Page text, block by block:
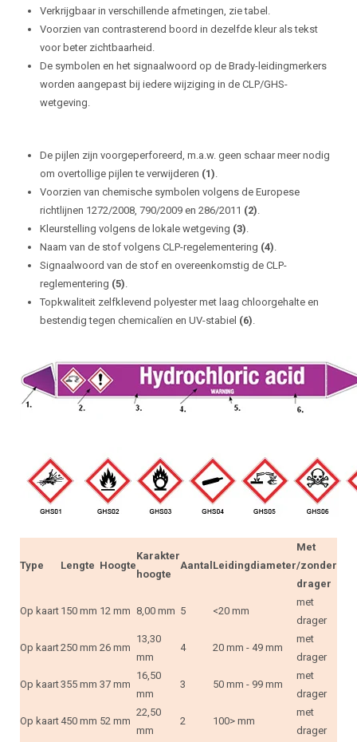
Verkrijgbaar in verschillende afmetingen, zie tabel.
Voorzien van contrasterend boord in dezelfde kleur als tekst
voor beter zichtbaarheid.
De symbolen en het signaalwoord op de Brady-leidingmerkers
worden aangepast bij iedere wijziging in de CLP/GHS-
wetgeving.
De pijlen zijn voorgeperforeerd, m.a.w. geen schaar meer nodig
om overtollige pijlen te verwijderen (1).
Voorzien van chemische symbolen volgens de Europese
richtlijnen 1272/2008, 790/2009 en 286/2011 (2).
Kleurstelling volgens de lokale wetgeving (3).
Naam van de stof volgens CLP-regelementering (4).
Signaalwoord van de stof en overeenkomstig de CLP-
reglementering (5).
Topkwaliteit zelfklevend polyester met laag chloorgehalte en
bestendig tegen chemicalïen en UV-stabiel (6).
Type Lengte Hoogte
Karakter
hoogte
Aantal Leidingdiameter
Met
/zonder
drager
Op kaart 150 mm 12 mm 8,00 mm 5 <20 mm
met
drager
Op kaart250 mm 26 mm
13,30
mm
4 20 mm - 49 mm
met
drager
Op kaart355 mm 37 mm
16,50
mm
3 50 mm - 99 mm
met
drager
Op kaart450 mm 52 mm
22,50
mm
2 100> mm
met
drager